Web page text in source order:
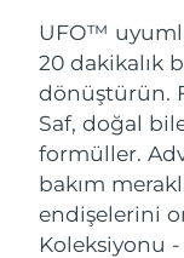
UFO™
20 dakikalık
dönüştürün.
Saf, doğal
formüller.
bakım
endişelerini
Koleksiyonu